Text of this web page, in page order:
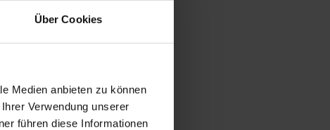
Über Cookies
Medien anbieten zu können
Verwendung unserer
führen diese Informationen